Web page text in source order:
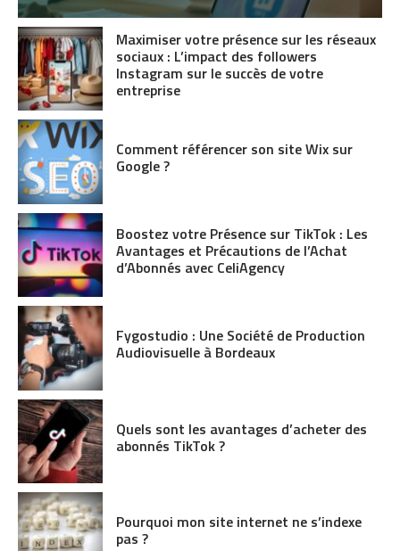
Maximiser votre présence sur les réseaux
sociaux : L’impact des followers
Instagram sur le succès de votre
entreprise
Comment référencer son site Wix sur
Google ?
Boostez votre Présence sur TikTok : Les
Avantages et Précautions de l’Achat
d’Abonnés avec CeliAgency
Fygostudio : Une Société de Production
Audiovisuelle à Bordeaux
Quels sont les avantages d’acheter des
abonnés TikTok ?
Pourquoi mon site internet ne s’indexe
pas ?